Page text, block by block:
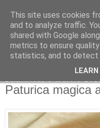
Copilarim
Paturica magica
This site uses cookies
and to analyze traffic.
shared with Google
metrics to ensure
statistics, and to detect